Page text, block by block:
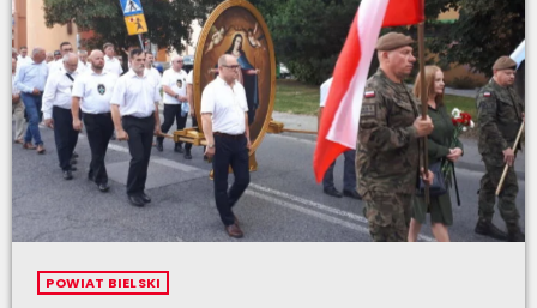
POWIAT BIELSKI